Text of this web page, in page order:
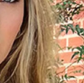
ได้ และสงครา